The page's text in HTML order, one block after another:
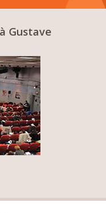
Gustave